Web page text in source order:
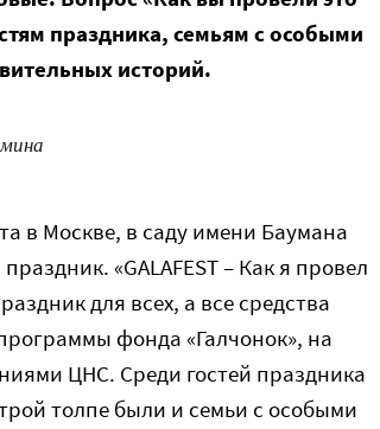
праздника, семьям с особыми
историй.
в Москве, в саду имени Баумана
«GALAFEST – Как я провел
для всех, а все средства
фонда «Галчонок», на
ЦНС. Среди гостей праздника
толпе были и семьи с особыми